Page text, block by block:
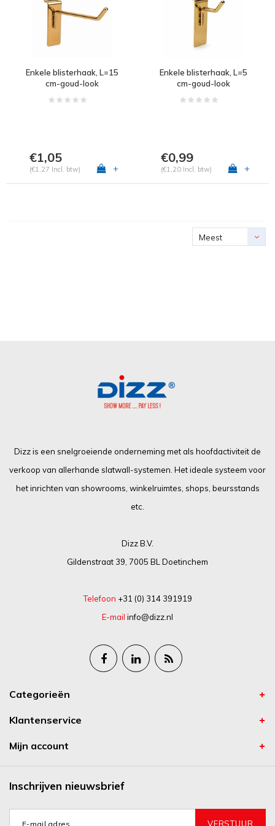
Enkele blisterhaak, L=15
cm-goud-look
€1,05
(€1,27 Incl. btw) +
Enkele blisterhaak, L=5
cm-goud-look
€0,99
(€1,20 Incl. btw) +
Meest
Dizz is een snelgroeiende onderneming met als hoofdactiviteit de
verkoop van allerhande slatwall-systemen. Het ideale systeem voor
het inrichten van showrooms, winkelruimtes, shops, beursstands
etc.
Dizz B.V.
Gildenstraat 39, 7005 BL Doetinchem
Telefoon +31 (0) 314 391919
E-mail info@dizz.nl
Categorieën
Klantenservice
Mijn account
Inschrijven nieuwsbrief
VERSTUUR